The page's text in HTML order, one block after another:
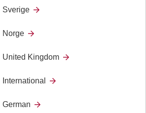
Sverige
Norge
United Kingdom
International
German